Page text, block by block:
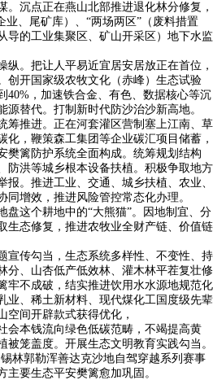
。沉点正在燕山北部推进退化林分修复，
业、尾矿库）、“两场两区”（废料措置
导的工业集聚区、矿山开采区）地下水监
。把让人平易近宜居安居放正在首位，
创开国家级农牧文化（赤峰）生态试验
40%，加速铁合金、有色、数据核心等沉
源替代。打制新时代防沙治沙新高地。
推进。正在河套灌区营制塞上江南、草
化，鞭策森工集团等企业碳汇项目储蓄，
樊篱防护系统全面构成。统筹规划结构
防洪等城乡根本设备扶植。积极争取地方
报。推进工业、交通、城乡扶植、农业、
增效，推进风险管控常态化办理。
盘这个耕地中的“大熊猫”。因地制宜、分
生态修复，推进农牧业全财产链、价值链
传勾当，生态系统多样性、不变性、持
分、山杏低产低效林、灌木林平茬复壮修
牢不成破，结实推进饮用水水源地规范化
业、稀土新材料、现代煤化工国度级先辈
空间开辟款式获得优化，
本钱流向绿色低碳范畴，不竭提高黄
笼盖度。开展生态文明教育实践勾当。
林郭勒浑善达克沙地自驾穿越系列赛事
要生态平安樊篱愈加巩固。